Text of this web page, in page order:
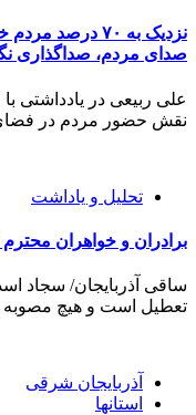
نزدیک به ۷۰
صدای مردم، صداگذاری
علی ربیعی در یادداشتی
نقش حضور مردم در
تحلیل و یاداشت
برادران و خواهران
ساقی آذربایجان/ سجاد
تعطیل است و هیچ مصوبه
آذربایجان شرقی
استانها